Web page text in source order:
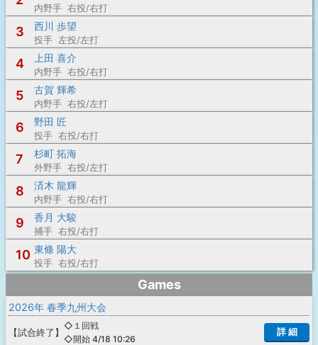
内野手 右投/右打
3 西川 歩望
投手 左投/左打
4 上田 喜介
内野手 右投/右打
5 古賀 輝希
内野手 右投/左打
6 野田 匠
投手 右投/右打
7 杉町 拓海
外野手 右投/左打
8 済木 龍輝
内野手 右投/右打
9 香月 大駿
捕手 右投/右打
10 東條 陽大
投手 右投/右打
Games
2026年 春季九州大会
【試合終了 】
◇１回戦
◇開始 4/18 10:26
詳 細